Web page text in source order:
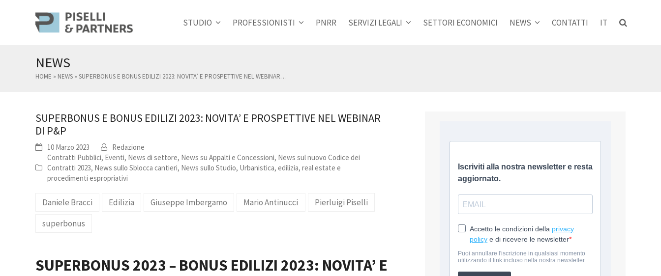
STUDIO PROFESSIONISTI PNRR SERVIZI LEGALI SETTORI ECONOMICI NEWS CONTATTI IT
NEWS
HOME » NEWS » SUPERBONUS E BONUS EDILIZI 2023: NOVITA’ E PROSPETTIVE NEL WEBINAR…
SUPERBONUS E BONUS EDILIZI 2023: NOVITA’ E PROSPETTIVE NEL WEBINAR
DI P&P
10 Marzo 2023
Redazione
Contratti Pubblici, Eventi, News di settore, News su Appalti e Concessioni, News sul nuovo Codice dei
Contratti 2023, News sullo Sblocca cantieri, News sullo Studio, Urbanistica, edilizia, real estate e
procedimenti espropriativi
Daniele Bracci Edilizia Giuseppe Imbergamo Mario Antinucci
Pierluigi Piselli
superbonus
SUPERBONUS 2023 – BONUS EDILIZI 2023: NOVITA’ E